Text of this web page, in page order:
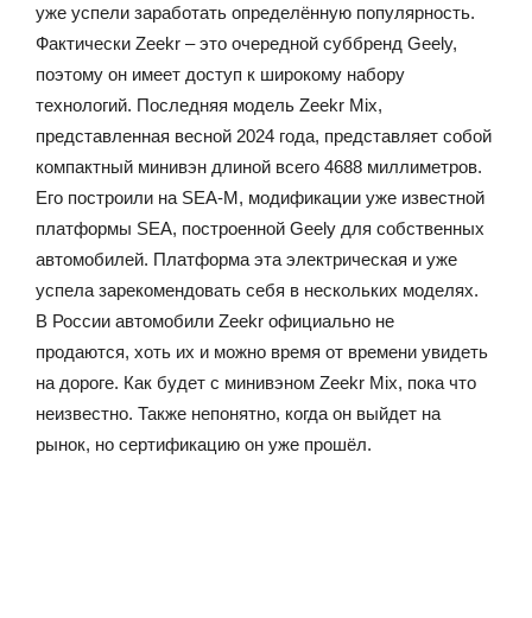
уже успели заработать определённую популярность.
Фактически Zeekr – это очередной суббренд Geely,
поэтому он имеет доступ к широкому набору
технологий. Последняя модель Zeekr Mix,
представленная весной 2024 года, представляет собой
компактный минивэн длиной всего 4688 миллиметров.
Его построили на SEA-M, модификации уже известной
платформы SEA, построенной Geely для собственных
автомобилей. Платформа эта электрическая и уже
успела зарекомендовать себя в нескольких моделях.
В России автомобили Zeekr официально не
продаются, хоть их и можно время от времени увидеть
на дороге. Как будет с минивэном Zeekr Mix, пока что
неизвестно. Также непонятно, когда он выйдет на
рынок, но сертификацию он уже прошёл.